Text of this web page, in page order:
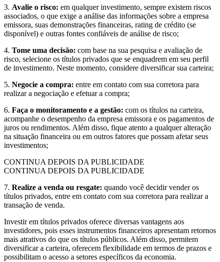
3. Avalie o risco: em qualquer investimento, sempre existem riscos
associados, o que exige a análise das informações sobre a empresa
emissora, suas demonstrações financeiras, rating de crédito (se
disponível) e outras fontes confiáveis de análise de risco;
4. Tome uma decisão: com base na sua pesquisa e avaliação de
risco, selecione os títulos privados que se enquadrem em seu perfil
de investimento. Neste momento, considere diversificar sua carteira;
5. Negocie a compra: entre em contato com sua corretora para
realizar a negociação e efetuar a compra;
6. Faça o monitoramento e a gestão: com os títulos na carteira,
acompanhe o desempenho da empresa emissora e os pagamentos de
juros ou rendimentos. Além disso, fique atento a qualquer alteração
na situação financeira ou em outros fatores que possam afetar seus
investimentos;
CONTINUA DEPOIS DA PUBLICIDADE
CONTINUA DEPOIS DA PUBLICIDADE
7. Realize a venda ou resgate: quando você decidir vender os
títulos privados, entre em contato com sua corretora para realizar a
transação de venda.
Investir em títulos privados oferece diversas vantagens aos
investidores, pois esses instrumentos financeiros apresentam retornos
mais atrativos do que os títulos públicos. Além disso, permitem
diversificar a carteira, oferecem flexibilidade em termos de prazos e
possibilitam o acesso a setores específicos da economia.